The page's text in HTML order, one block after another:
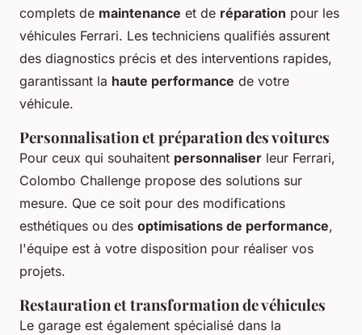
complets de maintenance et de réparation pour les
véhicules Ferrari. Les techniciens qualifiés assurent
des diagnostics précis et des interventions rapides,
garantissant la haute performance de votre
véhicule.
Personnalisation et préparation des voitures
Pour ceux qui souhaitent personnaliser leur Ferrari,
Colombo Challenge propose des solutions sur
mesure. Que ce soit pour des modifications
esthétiques ou des optimisations de performance,
l'équipe est à votre disposition pour réaliser vos
projets.
Restauration et transformation de véhicules
Le garage est également spécialisé dans la